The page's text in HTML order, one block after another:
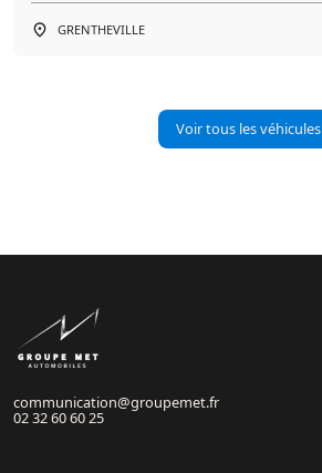
GRENTHEVILLE
Voir tous les véhicules
communication@groupemet.fr
02 32 60 60 25